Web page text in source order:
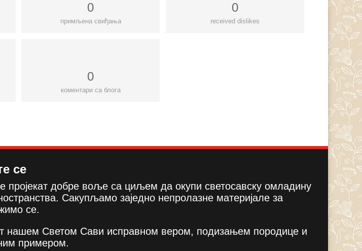
0
примљена свиђања
0
received dislikes
0
коментари са блога
се
пројекат добре воље са циљем да окупи светосавску омладину
Сакупљамо заједно непролазне материјале за
се.
нашем Светом Сави исправном вером, подизањем породице и
примером.